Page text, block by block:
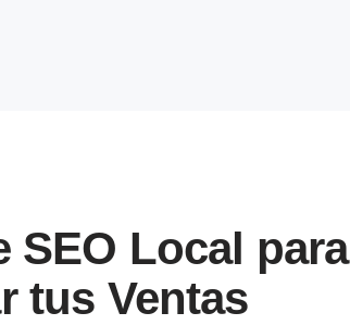
SEO Local para
tus Ventas